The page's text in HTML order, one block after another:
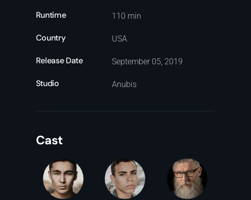
Runtime 110 min
Country USA
Release Date September 05, 2019
Studio Anubis
Cast